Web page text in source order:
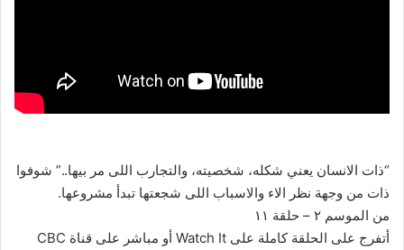
“ذات الانسان يعني شكله، شخصيته، والتجارب اللى مر بيها..” شوفوا
ذات من وجهة نظر الاء والاسباب اللى شجعتها تبدأ مشروعها.
من الموسم ٢ – حلقة ١١
أتفرج على الحلقة كاملة على Watch It أو مباشر على قناة CBC